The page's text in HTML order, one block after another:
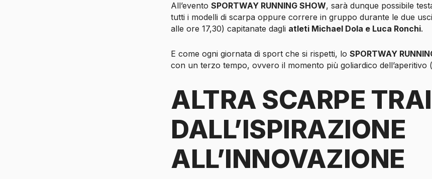
All’eventoSPORTWAY RUNNING SHOW, sarà dunque possibile
tutti i modelli di scarpa oppure correre in gruppo durante le due
alle ore 17,30) capitanate dagli atleti Michael Dola e Luca Ronchi.
E come ogni giornata di sport che si rispetti, loSPORTWAY
con un terzo tempo, ovvero il momento più goliardico dell’aperitivo
ALTRA SCARPE
DALL’ISPIRAZIONE
ALL’INNOVAZIONE